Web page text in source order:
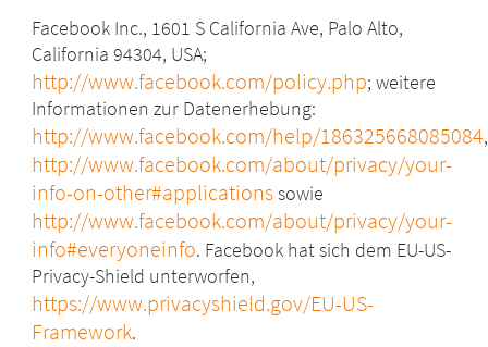
Facebook Inc., 1601 S California Ave, Palo Alto,
California 94304, USA;
http://www.facebook.com/policy.php; weitere
Informationen zur Datenerhebung:
http://www.facebook.com/help/186325668085084,
http://www.facebook.com/about/privacy/your-
info-on-other#applicationssowie
http://www.facebook.com/about/privacy/your-
info#everyoneinfo. Facebook hat sich dem EU-US-
Privacy-Shield unterworfen,
https://www.privacyshield.gov/EU-US-
Framework.